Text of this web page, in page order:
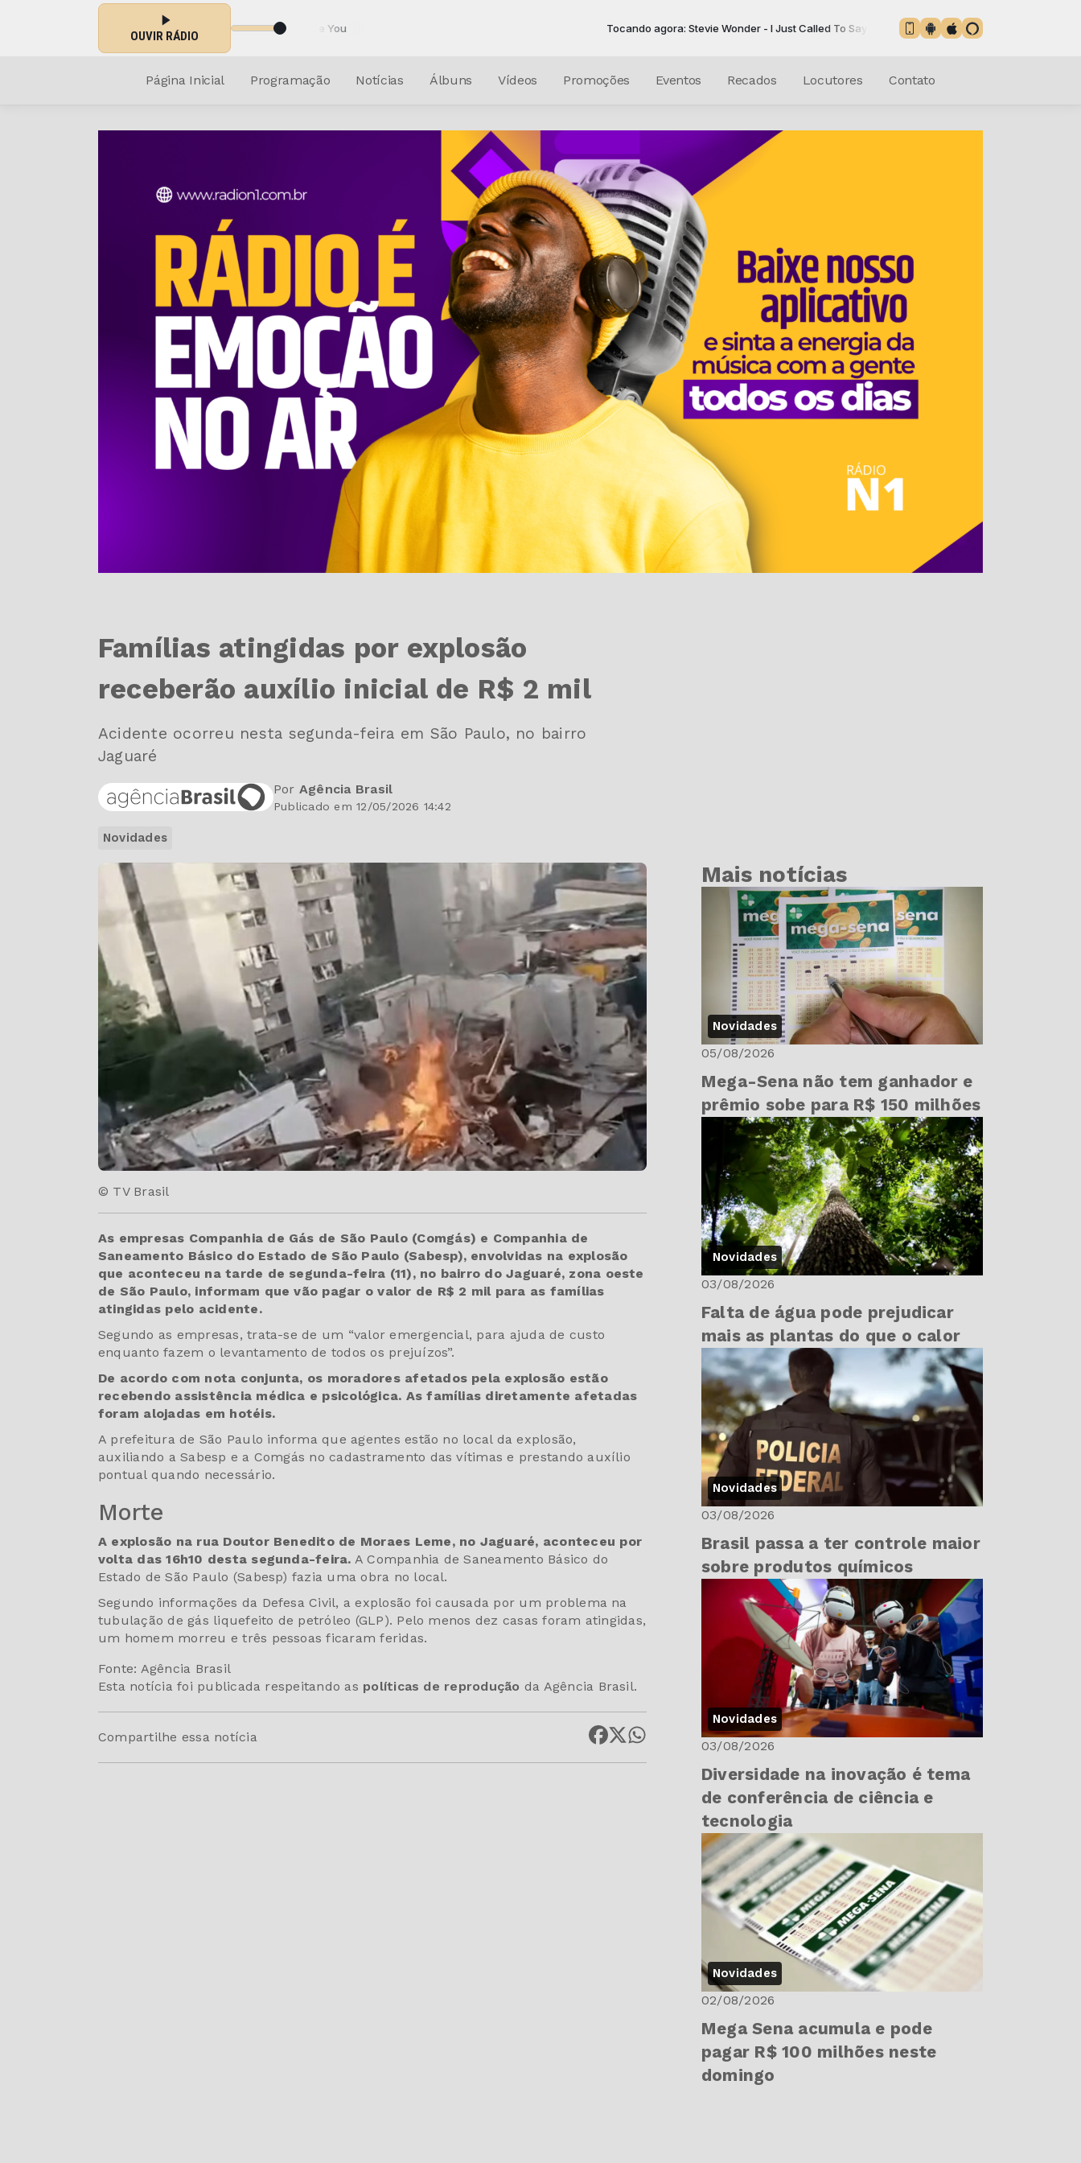
OUVIR RÁDIO
agora: Stevie Wonder - I Just Called To Say I Love You Tocando agora: Stevie Wonder - I Just Called To Say I Love You
Página Inicial Programação Notícias Álbuns Vídeos Promoções Eventos Recados Locutores Contato
Famílias atingidas por explosão
receberão auxílio inicial de R$ 2 mil
Acidente ocorreu nesta segunda-feira em São Paulo, no bairro
Jaguaré
Por Agência Brasil
Publicado em 12/05/2026 14:42
Novidades
© TV Brasil
As empresas Companhia de Gás de São Paulo (Comgás) e Companhia de
Saneamento Básico do Estado de São Paulo (Sabesp), envolvidas na explosão
que aconteceu na tarde de segunda-feira (11), no bairro do Jaguaré, zona oeste
de São Paulo, informam que vão pagar o valor de R$ 2 mil para as famílias
atingidas pelo acidente.
Segundo as empresas, trata-se de um “valor emergencial, para ajuda de custo
enquanto fazem o levantamento de todos os prejuízos”.
De acordo com nota conjunta, os moradores afetados pela explosão estão
recebendo assistência médica e psicológica. As famílias diretamente afetadas
foram alojadas em hotéis.
A prefeitura de São Paulo informa que agentes estão no local da explosão,
auxiliando a Sabesp e a Comgás no cadastramento das vítimas e prestando auxílio
pontual quando necessário.
Morte
A explosão na rua Doutor Benedito de Moraes Leme, no Jaguaré, aconteceu por
volta das 16h10 desta segunda-feira. A Companhia de Saneamento Básico do
Estado de São Paulo (Sabesp) fazia uma obra no local.
Segundo informações da Defesa Civil, a explosão foi causada por um problema na
tubulação de gás liquefeito de petróleo (GLP). Pelo menos dez casas foram atingidas,
um homem morreu e três pessoas ficaram feridas.
Fonte: Agência Brasil
Esta notícia foi publicada respeitando as políticas de reprodução da Agência Brasil.
Compartilhe essa notícia
Mais notícias
Novidades
05/08/2026
Mega-Sena não tem ganhador e
prêmio sobe para R$ 150 milhões
Novidades
03/08/2026
Falta de água pode prejudicar
mais as plantas do que o calor
Novidades
03/08/2026
Brasil passa a ter controle maior
sobre produtos químicos
Novidades
03/08/2026
Diversidade na inovação é tema
de conferência de ciência e
tecnologia
Novidades
02/08/2026
Mega Sena acumula e pode
pagar R$ 100 milhões neste
domingo